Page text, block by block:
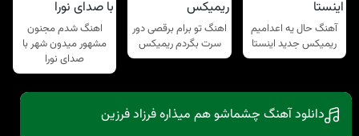
آهنگ حال یه اعدامیم
ریمیکس جدید اینستا
اهنگ تو برام برقصی دور
سرت بگردم ریمیکس
اهنگ شدم مجنون
مشهور میدون شهر با
صدای نورا
دانلود آهنگ چشماشو هم میذاره فرزاد فرزین